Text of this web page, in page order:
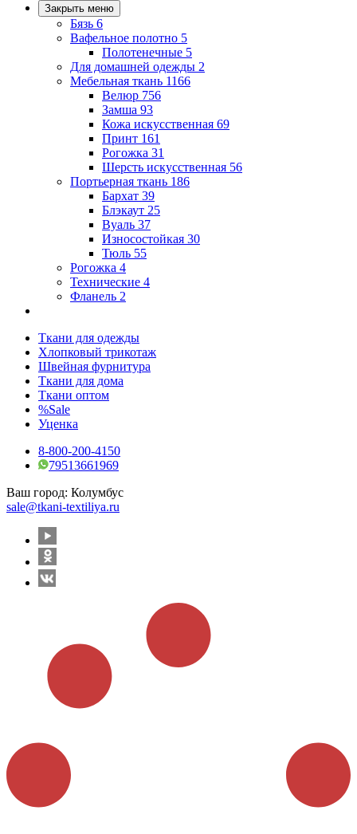
Закрыть меню
Бязь 6
Вафельное полотно 5
Полотенечные 5
Для домашней одежды 2
Мебельная ткань 1166
Велюр 756
Замша 93
Кожа искусственная 69
Принт 161
Рогожка 31
Шерсть искусственная 56
Портьерная ткань 186
Бархат 39
Блэкаут 25
Вуаль 37
Износостойкая 30
Тюль 55
Рогожка 4
Технические 4
Фланель 2
Ткани для одежды
Хлопковый трикотаж
Швейная фурнитура
Ткани для дома
Ткани оптом
%Sale
Уценка
8-800-200-4150
79513661969
Ваш город: Колумбус
sale@tkani-textiliya.ru